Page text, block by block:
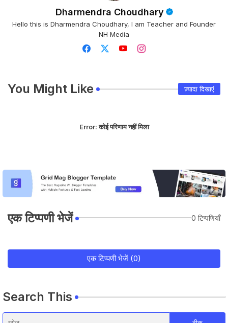
Dharmendra Choudhary
Hello this is Dharmendra Choudhary, I am Teacher and Founder
NH Media
You Might Like ज़्यादा दिखाएं
Error:कोई परिणाम नहीं मिला
एक टिप्पणी भेजें 0 टिप्पणियाँ
एक टिप्पणी भेजें (0)
Search This